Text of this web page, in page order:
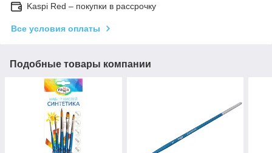
Kaspi Red – покупки в рассрочку
Все условия оплаты
Подобные товары компании